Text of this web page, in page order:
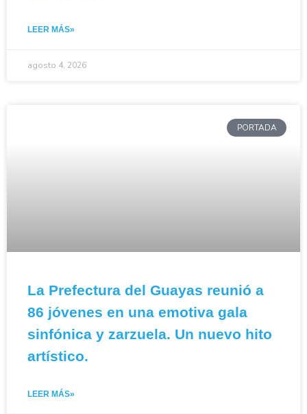
LEER MÁS»
agosto 4, 2026
PORTADA
La Prefectura del Guayas reunió a
86 jóvenes en una emotiva gala
sinfónica y zarzuela. Un nuevo hito
artístico.
LEER MÁS»